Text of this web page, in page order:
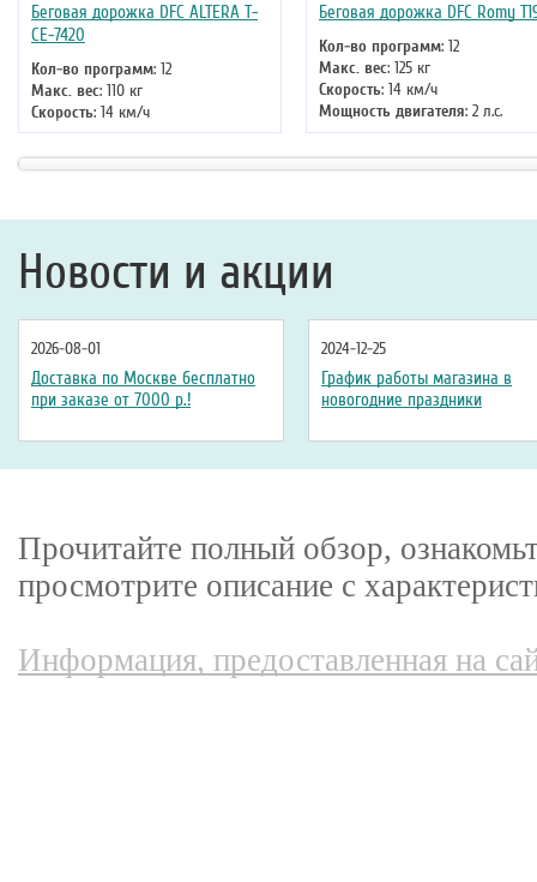
Беговая дорожка DFC ALTERA T-
CE-7420
Кол-во программ: 12
Макс. вес: 110 кг
Скорость: 14 км/ч
Мощность двигателя: 1 л.с.
Регулировка угла наклона:
ручная
Беговая дорожка DFC Romy
Кол-во программ: 12
Макс. вес: 125 кг
Скорость: 14 км/ч
Мощность двигателя: 2 л.с.
Регулировка угла наклона: нет
Длина бегового полотна: 121 см
Новости и акции
2026-08-01
Доставка по Москве бесплатно
при заказе от 7000 р.!
2024-12-25
График работы магазина в
новогодние праздники
Прочитайте полный обзор,
просмотрите описание с
Информация, предоставленная на